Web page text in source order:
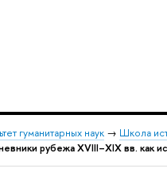
гуманитарных наук → Школа
рубежа XVIII–XIX вв. как